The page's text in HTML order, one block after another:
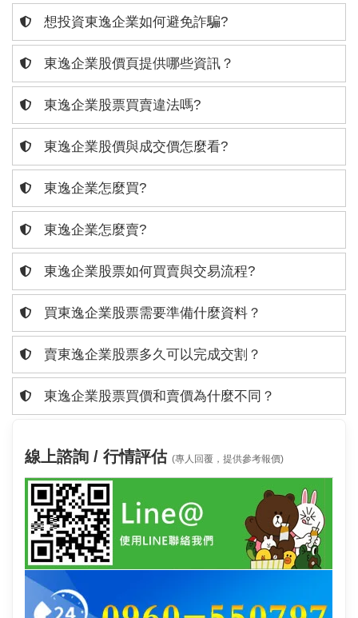
想投資東逸企業如何避免詐騙?
東逸企業股價頁提供哪些資訊？
東逸企業股票買賣違法嗎?
東逸企業股價與成交價怎麼看?
東逸企業怎麼買?
東逸企業怎麼賣?
東逸企業股票如何買賣與交易流程?
買東逸企業股票需要準備什麼資料？
賣東逸企業股票多久可以完成交割？
東逸企業股票買價和賣價為什麼不同？
線上諮詢 / 行情評估 (專人回覆，提供參考報價)